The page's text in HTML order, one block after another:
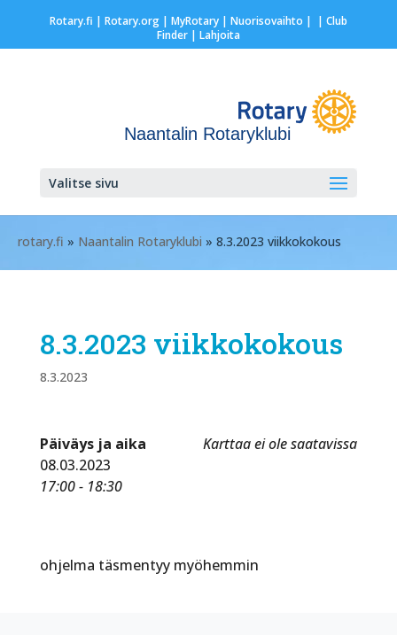
Rotary.fi | Rotary.org| MyRotary | Nuorisovaihto | | Club
Finder| Lahjoita
Naantalin Rotaryklubi
Valitse sivu
rotary.fi » Naantalin Rotaryklubi » 8.3.2023 viikkokokous
8.3.2023 viikkokokous
8.3.2023
Karttaa ei ole saatavissa
Päiväys ja aika
08.03.2023
17:00 - 18:30
ohjelma täsmentyy myöhemmin